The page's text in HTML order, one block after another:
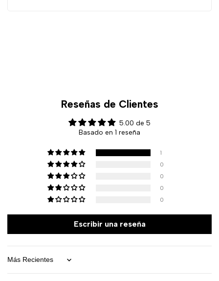
Reseñas de Clientes
5.00 de 5
Basado en 1 reseña
1
0
0
0
0
Escribir una reseña
Sort by